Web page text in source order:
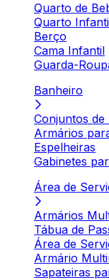
Quarto de
Quarto
Berço
Cama Infantil
Guarda-
Banheiro
Conjuntos
Armários
Espelheiras
Gabinetes
Área de
Armários
Tábua de
Área de
Armário
Sapateiras